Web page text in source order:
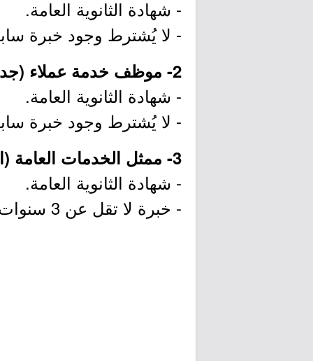
- شهادة الثانوية العامة.
- لا يُشترط وجود خبرة
2- موظف خدمة عملاء (جدة):
- شهادة الثانوية العامة.
- لا يُشترط وجود خبرة
3- ممثل الخدمات العامة (الدمام):
- شهادة الثانوية العامة.
- خبرة لا تقل عن 3 سنوات في مجال ذات صلة.